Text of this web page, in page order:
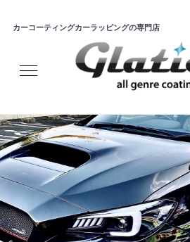
カーコーティングカーラッピングの専門店